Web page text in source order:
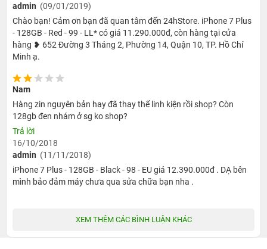
- Là phiên bản quốc tế đã kích hoạt, hoàn toàn không dính iCloud
ẩn, không phải bản khóa mạng.
- Bung máy tại chỗ cho khách hàng thoải mái kiểm chứng.Thưởng
ngay 200 triệu nếu phát hiện 24hStore bán máy không nguyên
bản, hàng fake kém chất lượng.
Tại sao bạn nên mua iPhone 7 Plus cũ 128Gb giá
rẻ tại 24hStore?
Vì bạn sẽ nhận được nhiều quyền lợi nhất! Ngoài việc được sở hữu
iPhone 7 Plus cũ 128Gbnhư mới, bạn còn nhận được chính sách
admin (09/01/2019)
Chào bạn! Cảm ơn bạn đã quan tâm đến 24hStore. iPhone 7 Plus
- 128GB - Red - 99 - LL* có giá 11.290.000đ, còn hàng tại cửa
hàng ❥ 652 Đường 3 Tháng 2, Phường 14, Quận 10, TP. Hồ Chí
Minh ạ.
Nam
Hàng zin nguyên bản hay đã thay thế linh kiện rồi shop? Còn
128gb đen nhám ở sg ko shop?
Trả lời
16/10/2018
admin (11/11/2018)
iPhone 7 Plus - 128GB - Black - 98 - EU giá 12.390.000đ . DẠ bên
mình bảo đảm máy chưa qua sửa chữa bạn nha .
XEM THÊM CÁC BÌNH LUẬN KHÁC